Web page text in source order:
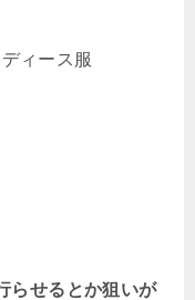
ィース服
らせるとか狙いが